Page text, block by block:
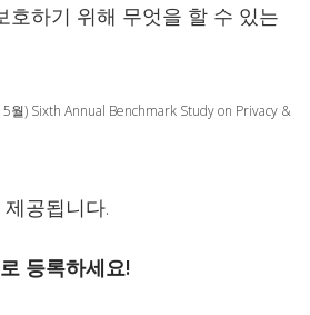
호하기 위해 무엇을 할 수 있는
월) Sixth Annual Benchmark Study on Privacy &
공됩니다.
등록하세요!